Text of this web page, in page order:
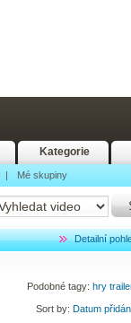
Kategorie
| Mé skupiny
Detailní
Podobné tagy: hry
Sort by: Datum